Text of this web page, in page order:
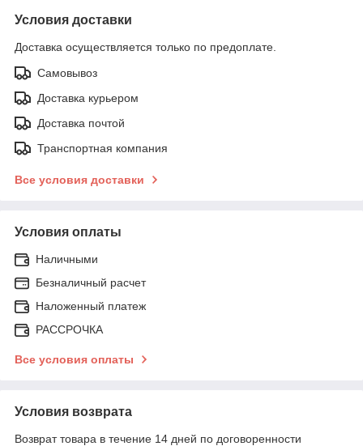
Условия доставки
Доставка осуществляется только по предоплате.
Самовывоз
Доставка курьером
Доставка почтой
Транспортная компания
Все условия доставки
Условия оплаты
Наличными
Безналичный расчет
Наложенный платеж
РАССРОЧКА
Все условия оплаты
Условия возврата
Возврат товара в течение 14 дней по договоренности